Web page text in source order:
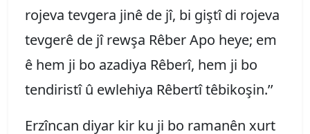
rojeva tevgera jinê de jî, bi giştî di rojeva
tevgerê de jî rewşa Rêber Apo heye; em
ê hem ji bo azadiya Rêberî, hem ji bo
tendiristî û ewlehiya Rêbertî têbikoşin.’’
Erzîncan diyar kir ku ji bo ramanên xurt